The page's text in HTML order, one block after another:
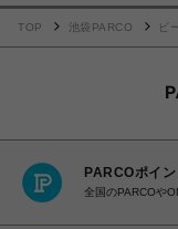
TOP 池袋PARCO ビ
PARCOポイン
全国のPARCOや